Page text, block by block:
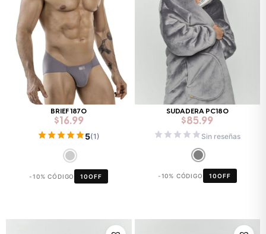
BRIEF 1870
$ 16.99
5(1)
-10% CÓDIGO 10OFF
SUDADERA PC180
$85.99
Sin reseñas
-10% CÓDIGO 10OFF